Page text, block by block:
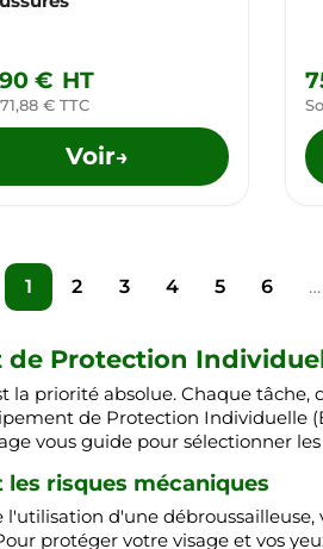
€ HT
€ TTC
Voir→
1 2 3 4 5 6 …
Protection
la priorité absolue. Chaque tâche,
de Protection Individuelle
vous guide pour sélectionner
risques mécaniques
l'utilisation d'une
protéger votre visage et vos